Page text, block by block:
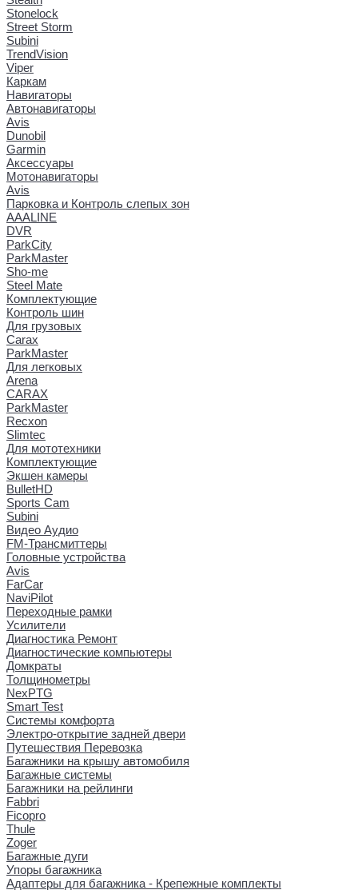
Stonelock
Street Storm
Subini
TrendVision
Viper
Каркам
Навигаторы
Автонавигаторы
Avis
Dunobil
Garmin
Аксессуары
Мотонавигаторы
Avis
Парковка и Контроль слепых зон
AAALINE
DVR
ParkCity
ParkMaster
Sho-me
Steel Mate
Комплектующие
Контроль шин
Для грузовых
Carax
ParkMaster
Для легковых
Arena
CARAX
ParkMaster
Recxon
Slimtec
Для мототехники
Комплектующие
Экшен камеры
BulletHD
Sports Cam
Subini
Видео Аудио
FM-Трансмиттеры
Головные устройства
Avis
FarCar
NaviPilot
Переходные рамки
Усилители
Диагностика Ремонт
Диагностические компьютеры
Домкраты
Толщинометры
NexPTG
Smart Test
Системы комфорта
Электро-открытие задней двери
Путешествия Перевозка
Багажники на крышу автомобиля
Багажные системы
Багажники на рейлинги
Fabbri
Ficopro
Thule
Zoger
Багажные дуги
Упоры багажника
Адаптеры для багажника - Крепежные комплекты